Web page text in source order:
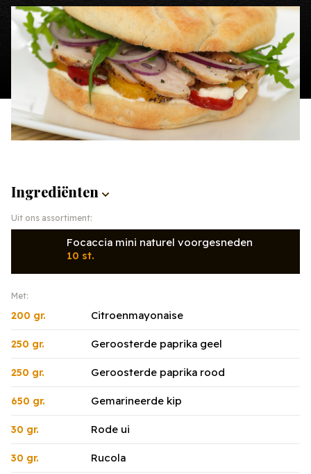
Ingrediënten
Uit ons assortiment:
Focaccia mini naturel voorgesneden
10 st.
Met:
200 gr. Citroenmayonaise
250 gr. Geroosterde paprika geel
250 gr. Geroosterde paprika rood
650 gr. Gemarineerde kip
30 gr. Rode ui
30 gr. Rucola